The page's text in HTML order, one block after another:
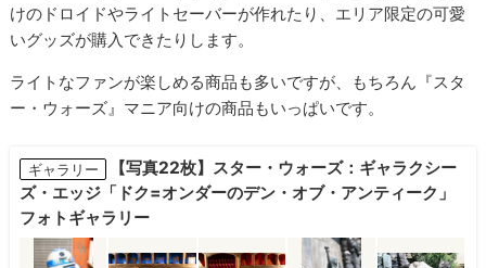
けのドロイドやライトセーバーが作れたり、エリア限定の可愛
いグッズが購入できたりします。
ライトなファンが楽しめる商品も多いですが、もちろん『スタ
ー・ウォーズ』マニア向けの商品もいっぱいです。
ギャラリー
【写真22枚】スター・ウォーズ：ギャラクシー
ズ・エッジ「ドク=オンダーのデン・オブ・アンティーク」
フォトギャラリー